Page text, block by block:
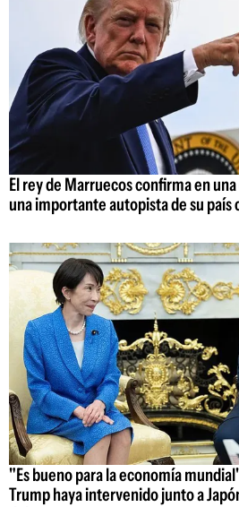
El rey de Marruecos confirma en
una importante autopista de su país
"Es bueno para la economía
Trump haya intervenido junto a